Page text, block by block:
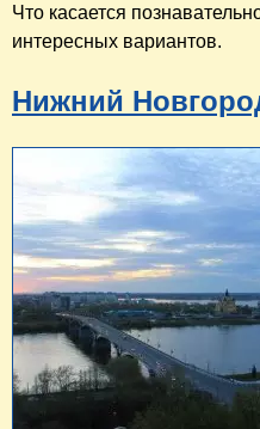
Что касается
интересных вариантов.
Нижний